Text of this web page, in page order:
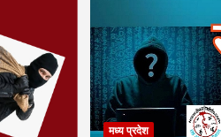
मध्य प्रदेश